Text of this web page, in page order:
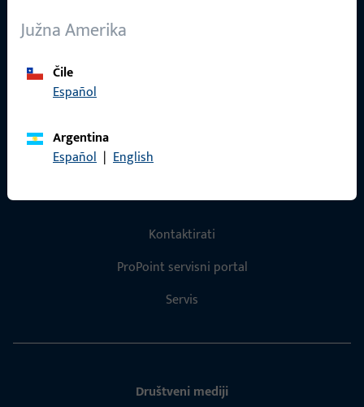
Južna Amerika
Čile
Español
Argentina
Español | English
Kontakt
Kontaktirati
ProPoint servisni portal
Servis
Društveni mediji